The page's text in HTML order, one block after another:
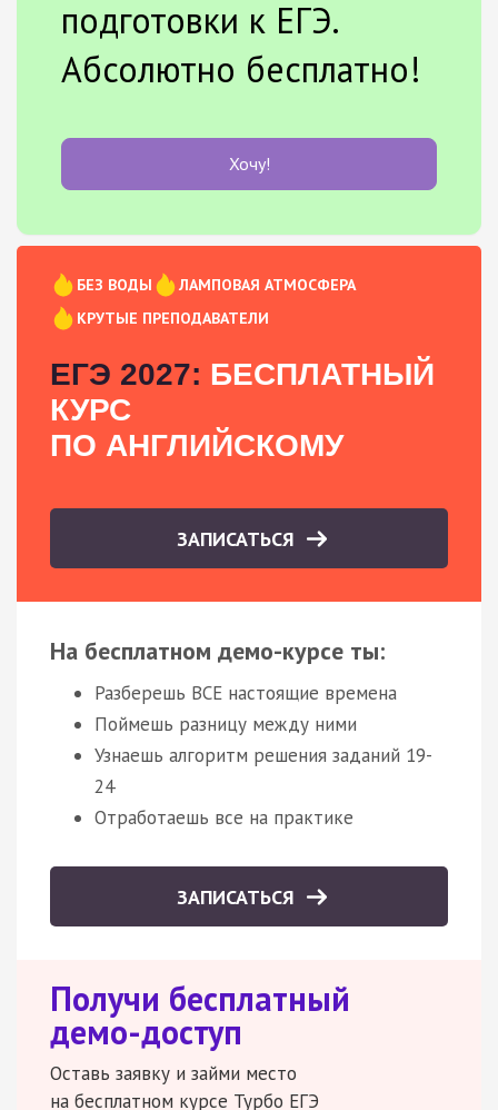
подготовки к ЕГЭ.
Абсолютно бесплатно!
Хочу!
БЕЗ ВОДЫ
ЛАМПОВАЯ АТМОСФЕРА
КРУТЫЕ ПРЕПОДАВАТЕЛИ
ЕГЭ 2027: БЕСПЛАТНЫЙ
КУРС
ПО АНГЛИЙСКОМУ
ЗАПИСАТЬСЯ
На бесплатном демо-курсе ты:
Разберешь ВСЕ настоящие времена
Поймешь разницу между ними
Узнаешь алгоритм решения заданий 19-
24
Отработаешь все на практике
ЗАПИСАТЬСЯ
Получи бесплатный
демо-доступ
Оставь заявку и займи место
на бесплатном курсе Турбо ЕГЭ